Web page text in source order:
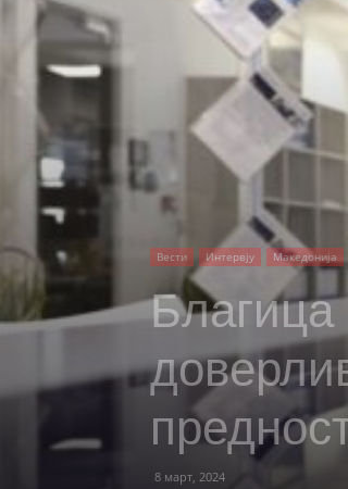
Вести Интервју Македонија
8 март, 2024